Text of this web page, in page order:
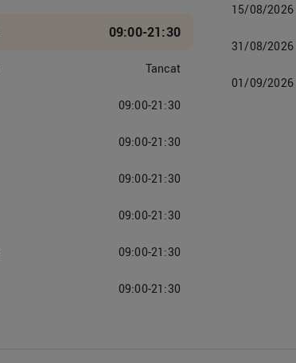
09:00-21:30
Tancat
09:00-21:30
09:00-21:30
09:00-21:30
09:00-21:30
09:00-21:30
09:00-21:30
15/08/2026
31/08/2026
01/09/2026